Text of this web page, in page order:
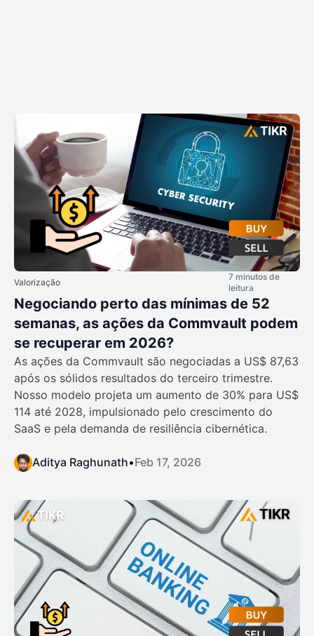
Valorização
7 minutos de
leitura
Negociando perto das mínimas de 52
semanas, as ações da Commvault podem
se recuperar em 2026?
As ações da Commvault são negociadas a US$ 87,63
após os sólidos resultados do terceiro trimestre.
Nosso modelo projeta um aumento de 30% para US$
114 até 2028, impulsionado pelo crescimento do
SaaS e pela demanda de resiliência cibernética.
Aditya Raghunath•Feb 17, 2026